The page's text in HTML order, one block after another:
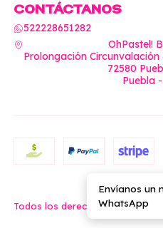
CONTÁCTANOS
522228651282
OhPastel!
Prolongación Circunvalación
72580
Puebla
2026
Todos los derechos reservados.
Envíanos un
WhatsApp